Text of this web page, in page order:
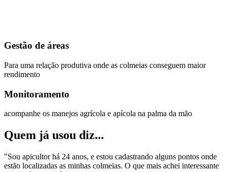
Gestão de áreas
Para uma relação produtiva onde as colmeias conseguem maior
rendimento
Monitoramento
acompanhe os manejos agrícola e apícola na palma da mão
Quem já usou diz...
"Sou apicultor há 24 anos, e estou cadastrando alguns pontos onde
estão localizadas as minhas colmeias. O que mais achei interessante